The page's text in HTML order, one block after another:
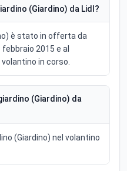
(Giardino) da Lidl?
è stato in offerta da
2015 e al
in corso.
(Giardino) da
(Giardino) nel volantino